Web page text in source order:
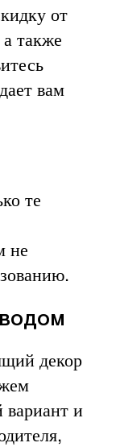
от
также
вам
те
не
декор
и